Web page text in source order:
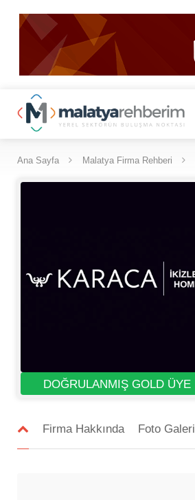
Ana Sayfa Malatya Firma Rehberi
DOĞRULANMIŞ GOLD ÜYE
Firma Hakkında Foto Galeri